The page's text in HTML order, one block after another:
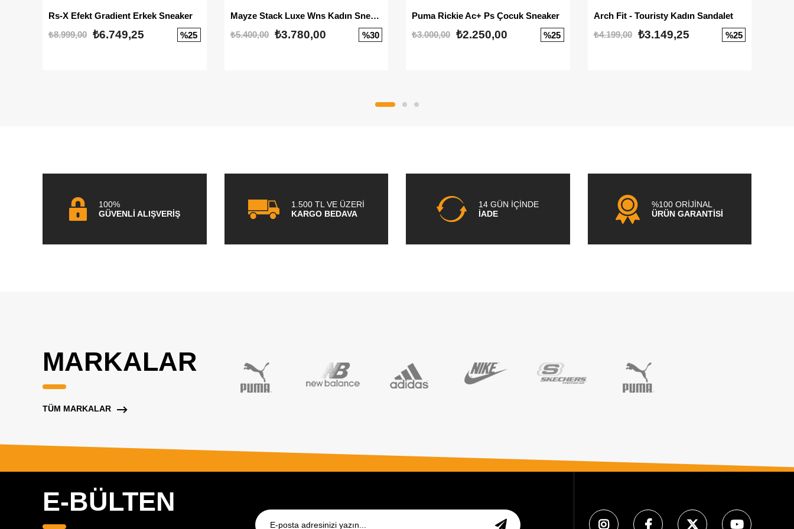
Rs-X Efekt Gradient Erkek Sneaker
₺8.999,00 ₺6.749,25 %25
Mayze Stack Luxe Wns Kadın Sneaker
₺5.400,00
₺3.780,00 %30
Puma Rickie Ac+ Ps Çocuk Sneaker
₺3.000,00 ₺2.250,00 %25
Arch Fit - Touristy Kadın Sandalet
₺4.199,00
₺3.149,25 %25
100%
GÜVENLİ ALIŞVERİŞ
1.500 TL VE ÜZERİ
KARGO BEDAVA
14 GÜN İÇİNDE
İADE
%100 ORİJİNAL
ÜRÜN GARANTİSİ
MARKALAR
TÜM MARKALAR
E-BÜLTEN